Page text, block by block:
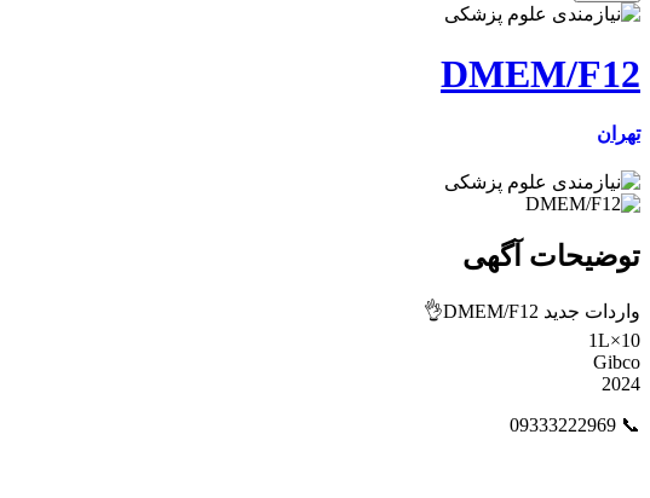
DMEM/F12
تهران
توضیحات آگهی
واردات جدید DMEM/F12👌
10×1L
Gibco
2024
📞 09333222969